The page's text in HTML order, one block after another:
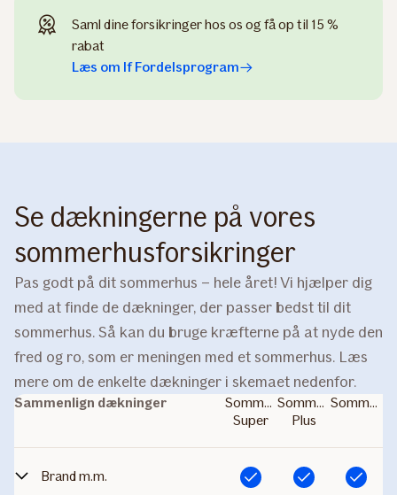
Saml dine forsikringer hos os og få op til 15 %
rabat
Læs om If Fordelsprogram
Se dækningerne på vores
sommerhusforsikringer
Pas godt på dit sommerhus – hele året! Vi hjælper dig
med at finde de dækninger, der passer bedst til dit
sommerhus. Så kan du bruge kræfterne på at nyde den
fred og ro, som er meningen med et sommerhus. Læs
mere om de enkelte dækninger i skemaet nedenfor.
Sammenlign dækninger
Sommerhus
Super
Sommerhus
Plus
Sommerhus
Brand m.m. Inkluderet Inkluderet Inkluderet